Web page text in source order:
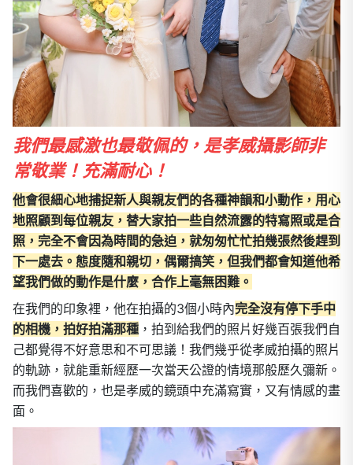
我們最感激也最敬佩的，是孝威攝影師非
常敬業！充滿耐心！
他會很細心地捕捉新人與親友們的各種神韻和小動作，用心
地照顧到每位親友，替大家拍一些自然流露的特寫照或是合
照，完全不會因為時間的急迫，就匆匆忙忙拍幾張然後趕到
下一處去。態度隨和親切，偶爾搞笑，但我們都會知道他希
望我們做的動作是什麼，合作上毫無困難。
在我們的印象裡，他在拍攝的3個小時內完全沒有停下手中
的相機，拍好拍滿那種 ，拍到給我們的照片好幾百張我們自
己都覺得不好意思和不可思議！我們幾乎從孝威拍攝的照片
的軌跡，就能重新經歷一次當天公證的情境那般歷久彌新。
而我們喜歡的，也是孝威的鏡頭中充滿寫實，又有情感的畫
面。